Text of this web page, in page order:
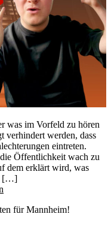
was im Vorfeld zu hören
verhindert werden, dass
eintreten.
Öffentlichkeit wach zu
dem erklärt wird, was
[…]
für Mannheim!